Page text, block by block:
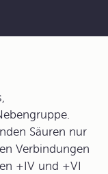
Säuren nur
Verbindungen
+IV und +VI